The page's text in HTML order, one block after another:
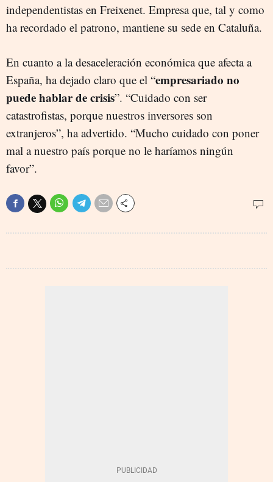
independentistas en Freixenet. Empresa que, tal y como
ha recordado el patrono, mantiene su sede en Cataluña.
En cuanto a la desaceleración económica que afecta a
España, ha dejado claro que el “empresariado no
puede hablar de crisis”. “Cuidado con ser
catastrofistas, porque nuestros inversores son
extranjeros”, ha advertido. “Mucho cuidado con poner
mal a nuestro país porque no le haríamos ningún
favor”.